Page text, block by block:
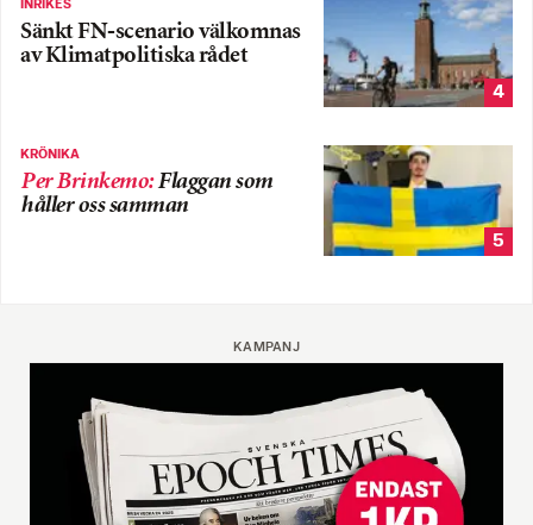
INRIKES
Sänkt FN-scenario välkomnas
av Klimatpolitiska rådet
4
KRÖNIKA
Per Brinkemo:Flaggan som
håller oss samman
5
KAMPANJ